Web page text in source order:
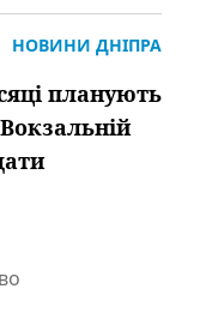
НОВИНИ ДНІПРА
планують